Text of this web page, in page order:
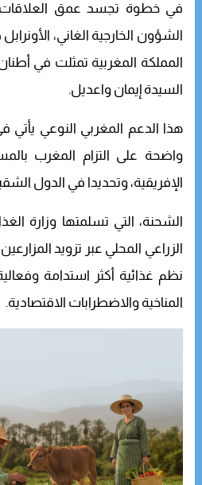
في خطوة تجسد عمق العلاقات
الشؤون الخارجية الغاني،
المملكة المغربية تمثلت في
السيدة إيمان واعديل.
هذا الدعم المغربي النوعي يأتي
واضحة على التزام المغرب
الإفريقية، وتحديدا في الدول
الشحنة، التي تسلمتها وزارة
الزراعي المحلي عبر تزويد
نظم غذائية أكثر استدامة
المناخية والاضطرابات الاقتصادية.